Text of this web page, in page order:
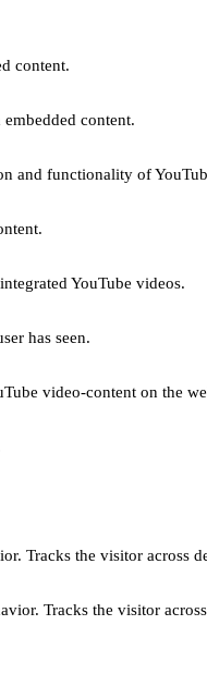
content.
content.
and functionality of
YouTube videos.
has seen.
video-content on the
Tracks the visitor across
Tracks the visitor